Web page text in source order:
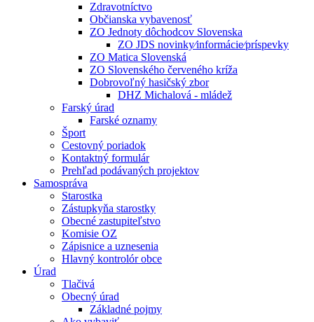
Zdravotníctvo
Občianska vybavenosť
ZO Jednoty dôchodcov Slovenska
ZO JDS novinky⁄informácie⁄príspevky
ZO Matica Slovenská
ZO Slovenského červeného kríža
Dobrovoľný hasičský zbor
DHZ Michalová - mládež
Farský úrad
Farské oznamy
Šport
Cestovný poriadok
Kontaktný formulár
Prehľad podávaných projektov
Samospráva
Starostka
Zástupkyňa starostky
Obecné zastupiteľstvo
Komisie OZ
Zápisnice a uznesenia
Hlavný kontrolór obce
Úrad
Tlačivá
Obecný úrad
Základné pojmy